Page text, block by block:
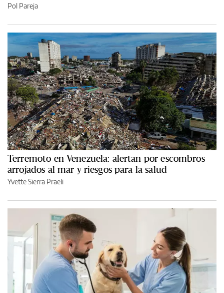
Pol Pareja
Terremoto en Venezuela: alertan por escombros
arrojados al mar y riesgos para la salud
Yvette Sierra Praeli